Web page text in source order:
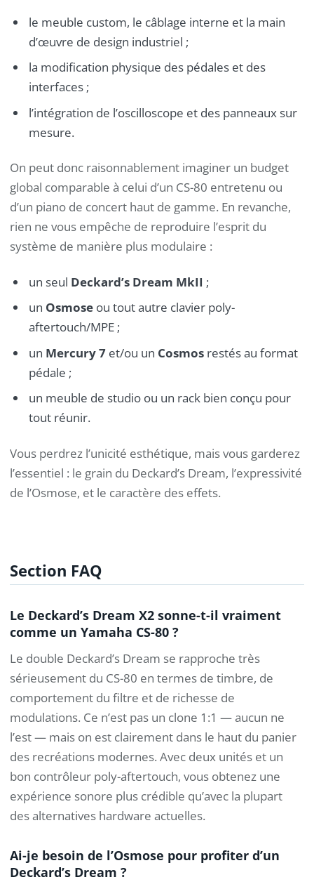
le meuble custom, le câblage interne et la main
d’œuvre de design industriel ;
la modification physique des pédales et des
interfaces ;
l’intégration de l’oscilloscope et des panneaux sur
mesure.
On peut donc raisonnablement imaginer un budget
global comparable à celui d’un CS-80 entretenu ou
d’un piano de concert haut de gamme. En revanche,
rien ne vous empêche de reproduire l’esprit du
système de manière plus modulaire :
un seul Deckard’s Dream MkII ;
un Osmoseou tout autre clavier poly-
aftertouch/MPE ;
un Mercury 7et/ou un Cosmosrestés au format
pédale ;
un meuble de studio ou un rack bien conçu pour
tout réunir.
Vous perdrez l’unicité esthétique, mais vous garderez
l’essentiel : le grain du Deckard’s Dream, l’expressivité
de l’Osmose, et le caractère des effets.
Section FAQ
Le Deckard’s Dream X2 sonne-t-il vraiment
comme un Yamaha CS-80 ?
Le double Deckard’s Dream se rapproche très
sérieusement du CS-80 en termes de timbre, de
comportement du filtre et de richesse de
modulations. Ce n’est pas un clone 1:1 — aucun ne
l’est — mais on est clairement dans le haut du panier
des recréations modernes. Avec deux unités et un
bon contrôleur poly-aftertouch, vous obtenez une
expérience sonore plus crédible qu’avec la plupart
des alternatives hardware actuelles.
Ai-je besoin de l’Osmose pour profiter d’un
Deckard’s Dream ?